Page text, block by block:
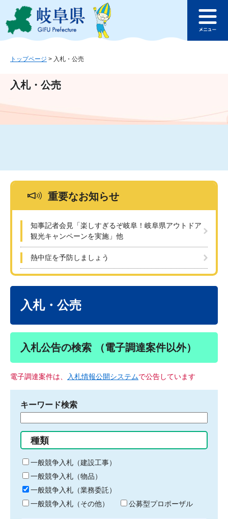
ジ
ュ
文
このページの本文へ
ュ
トップページ > 入札・公売
入札・公売
重要なお知らせ
知事記者会見「楽しすぎるぞ岐阜！岐阜県アウトドア
観光キャンペーンを実施」他
熱中症を予防しましょう
入札・公売
入札公告の検索 （電子調達案件以外）
電子調達案件は、 入札情報公開システムで公告しています
キーワード検索
る
キ
ー
ワ
ー
ド
種類
一般競争入札（建設工事）
一般競争入札（物品）
一般競争入札（業務委託）
一般競争入札（その他）
公募型プロポーザル